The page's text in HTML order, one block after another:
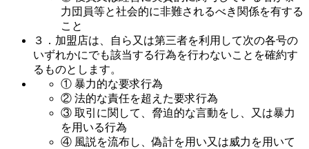
力団員等と社会的に非難されるべき関係を有する
こと
３．加盟店は、自ら又は第三者を利用して次の各号の
いずれかにでも該当する行為を行わないことを確約す
るものとします。
① 暴力的な要求行為
② 法的な責任を超えた要求行為
③ 取引に関して、脅迫的な言動をし、又は暴力
を用いる行為
④ 風説を流布し、偽計を用い又は威力を用いて